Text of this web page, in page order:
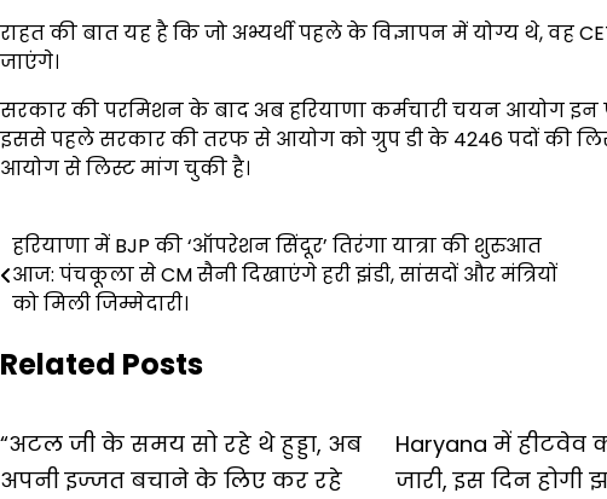
राहत की बात यह है कि जो अभ्यर्थी पहले के विज्ञापन में योग्य थे, वह
जाएंगे।
सरकार की परमिशन के बाद अब हरियाणा कर्मचारी चयन आयोग इन
इससे पहले सरकार की तरफ से आयोग को ग्रुप डी के 4246 पदों की
आयोग से लिस्ट मांग चुकी है।
Post
navigation
हरियाणा में BJP की ‘ऑपरेशन सिंदूर’ तिरंगा यात्रा की शुरुआत
आज: पंचकूला से CM सैनी दिखाएंगे हरी झंडी, सांसदों और मंत्रियों
को मिली जिम्मेदारी।
Related Posts
“अटल जी के समय सो रहे थे हुड्डा, अब
अपनी इज्जत बचाने के लिए कर रहे
Haryana में हीटवेव
जारी, इस दिन होगी